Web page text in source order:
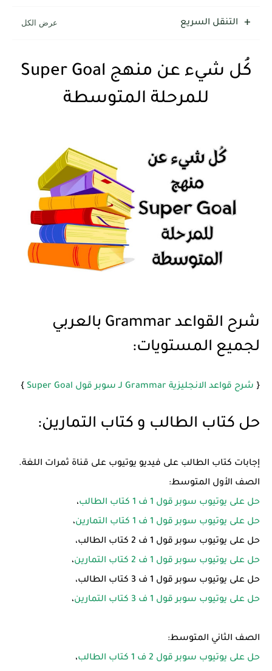
التنقل السريع
كُل شيء عن منهج Super Goal
للمرحلة المتوسطة
شرح القواعد Grammar بالعربي
لجميع المستويات:
{ شرح قواعد الانجليزية Grammar لـ سوبر قول Super Goal }
حل كتاب الطالب و كتاب التمارين:
إجابات كتاب الطالب على فيديو يوتيوب على قناة ثمرات اللغة.
الصف الأول المتوسط:
حل على يوتيوب سوبر قول 1 ف 1 كتاب الطالب
،
حل على يوتيوب سوبر قول 1 ف 1 كتاب التمارين
،
حل على يوتيوب سوبر قول 1 ف 2 كتاب الطالب،
حل على يوتيوب سوبر قول 1 ف 2 كتاب التمارين
،
حل على يوتيوب سوبر قول 1 ف 3 كتاب الطالب،
حل على يوتيوب سوبر قول 1 ف 3 كتاب التمارين
،
الصف الثاني المتوسط:
حل على يوتيوب سوبر قول 2 ف 1 كتاب الطالب
،